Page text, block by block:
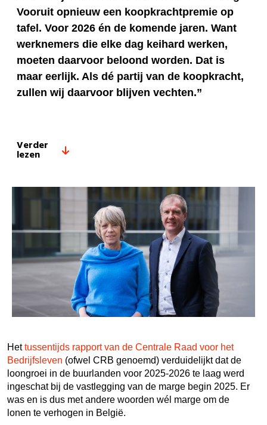
Vooruit opnieuw een koopkrachtpremie op
tafel. Voor 2026 én de komende jaren. Want
werknemers die elke dag keihard werken,
moeten daarvoor beloond worden. Dat is
maar eerlijk. Als dé partij van de koopkracht,
zullen wij daarvoor blijven vechten.”
Verder
lezen
Hettussentijds rapport van de Centrale Raad voor het
Bedrijfsleven (ofwel CRB genoemd) verduidelijkt dat de
loongroei in de buurlanden voor 2025-2026 te laag werd
ingeschat bij de vastlegging van de marge begin 2025. Er
was en is dus met andere woorden wél marge om de
lonen te verhogen in België.